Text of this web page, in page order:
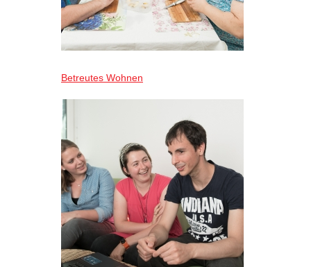
Betreutes Wohnen